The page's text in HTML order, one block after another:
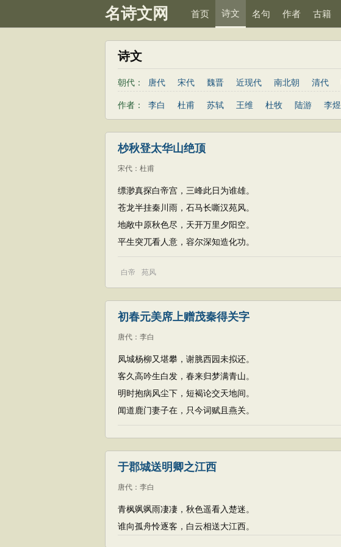
名诗文网 首页 诗文 名句 作者 古籍
诗文
朝代： 唐代 宋代 魏晋 近现代 南北朝 清代
金朝
隋代 未知
作者： 李白 杜甫 苏轼 王维 杜牧 陆游 李煜
杪秋登太华山绝顶
宋代 ： 杜甫
缥渺真探白帝宫，三峰此日为谁雄。
苍龙半挂秦川雨，石马长嘶汉苑风。
地敞中原秋色尽，天开万里夕阳空。
平生突兀看人意，容尔深知造化功。
白帝 苑风
初春元美席上赠茂秦得关字
唐代 ： 李白
凤城杨柳又堪攀，谢脁西园未拟还。
客久高吟生白发，春来归梦满青山。
明时抱病风尘下，短褐论交天地间。
闻道鹿门妻子在，只今词赋且燕关。
于郡城送明卿之江西
唐代 ： 李白
青枫飒飒雨凄凄，秋色遥看入楚迷。
谁向孤舟怜逐客，白云相送大江西。